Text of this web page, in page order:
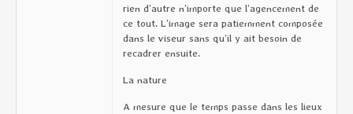
rien d’autre n’importe que l’agencement de
ce tout. L’image sera patiemment composée
dans le viseur sans qu’il y ait besoin de
recadrer ensuite.
La nature
A mesure que le temps passe dans les lieux